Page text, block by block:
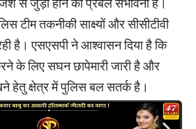
टीम तकनीकी साक्ष्यों और सीसीटीवी
है। एसएसपी ने आश्वासन दिया है कि
के लिए सघन छापेमारी जारी है और
हेतु क्षेत्र में पुलिस बल सतर्क है।